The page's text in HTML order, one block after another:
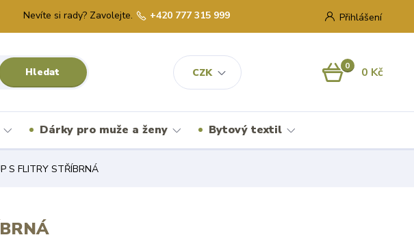
CZK
Přihlášení
Hledat
Nevíte si rady? Zavolejte. +420 777 315 999
0 0 Kč
Dárky pro muže a ženy Bytový textil
S FLITRY STŘÍBRNÁ